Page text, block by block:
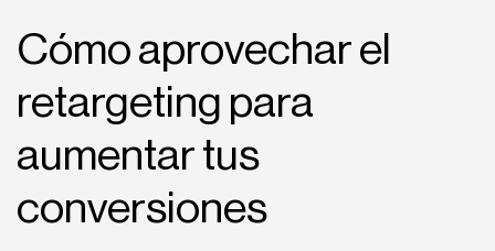
Cómo aprovechar el
retargeting para
aumentar tus
conversiones